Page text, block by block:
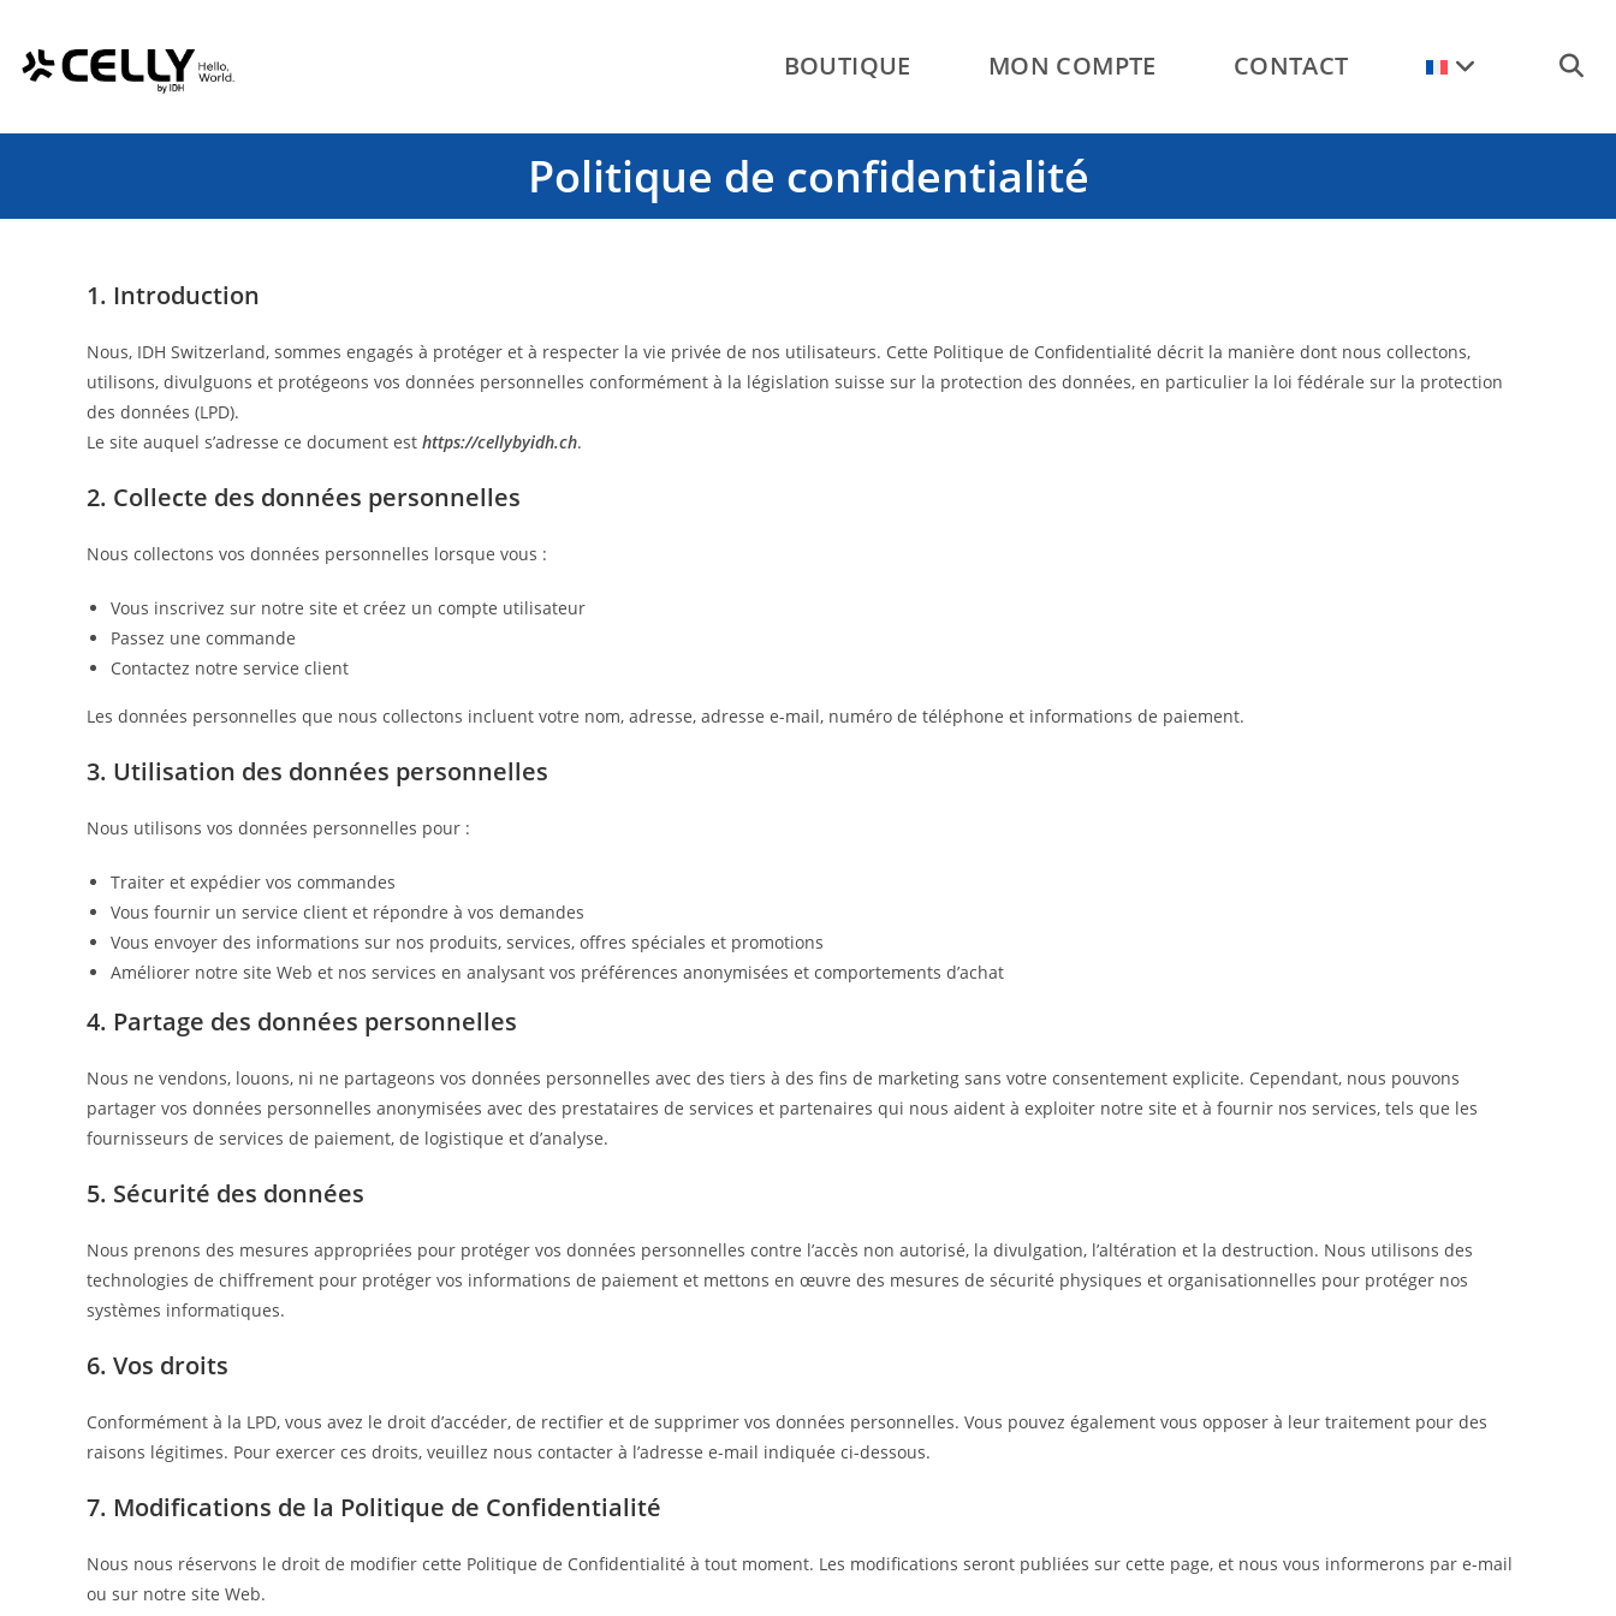
content
BOUTIQUE MON COMPTE CONTACT
Politique de confidentialité
1. Introduction
Nous, IDH Switzerland, sommes engagés à protéger et à respecter la vie privée de nos utilisateurs. Cette Politique de Confidentialité décrit la manière dont nous collectons,
utilisons, divulguons et protégeons vos données personnelles conformément à la législation suisse sur la protection des données, en particulier la loi fédérale sur la protection
des données (LPD).
Le site auquel s’adresse ce document est https://cellybyidh.ch.
2. Collecte des données personnelles
Nous collectons vos données personnelles lorsque vous :
Vous inscrivez sur notre site et créez un compte utilisateur
Passez une commande
Contactez notre service client
Les données personnelles que nous collectons incluent votre nom, adresse, adresse e-mail, numéro de téléphone et informations de paiement.
3. Utilisation des données personnelles
Nous utilisons vos données personnelles pour :
Traiter et expédier vos commandes
Vous fournir un service client et répondre à vos demandes
Vous envoyer des informations sur nos produits, services, offres spéciales et promotions
Améliorer notre site Web et nos services en analysant vos préférences anonymisées et comportements d’achat
4. Partage des données personnelles
Nous ne vendons, louons, ni ne partageons vos données personnelles avec des tiers à des fins de marketing sans votre consentement explicite. Cependant, nous pouvons
partager vos données personnelles anonymisées avec des prestataires de services et partenaires qui nous aident à exploiter notre site et à fournir nos services, tels que les
fournisseurs de services de paiement, de logistique et d’analyse.
5. Sécurité des données
Nous prenons des mesures appropriées pour protéger vos données personnelles contre l’accès non autorisé, la divulgation, l’altération et la destruction. Nous utilisons des
technologies de chiffrement pour protéger vos informations de paiement et mettons en œuvre des mesures de sécurité physiques et organisationnelles pour protéger nos
systèmes informatiques.
6. Vos droits
Conformément à la LPD, vous avez le droit d’accéder, de rectifier et de supprimer vos données personnelles. Vous pouvez également vous opposer à leur traitement pour des
raisons légitimes. Pour exercer ces droits, veuillez nous contacter à l’adresse e-mail indiquée ci-dessous.
7. Modifications de la Politique de Confidentialité
Nous nous réservons le droit de modifier cette Politique de Confidentialité à tout moment. Les modifications seront publiées sur cette page, et nous vous informerons par e-mail
ou sur notre site Web.